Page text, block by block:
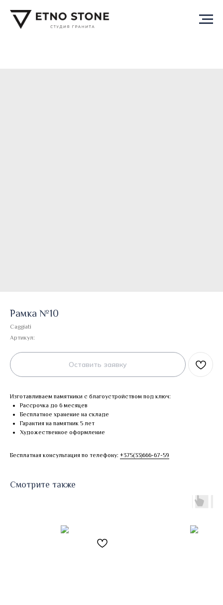
Рамка №10
Caggiati
Артикул:
Оставить заявку
Изготавливаем памятники с благоустройством под ключ:
Рассрочка до 6 месяцев
Бесплатное хранение на складе
Гарантия на памятник 5 лет
Художественное оформление
Бесплатная консультация по телефону: +375(33)666-67-59
Смотрите также